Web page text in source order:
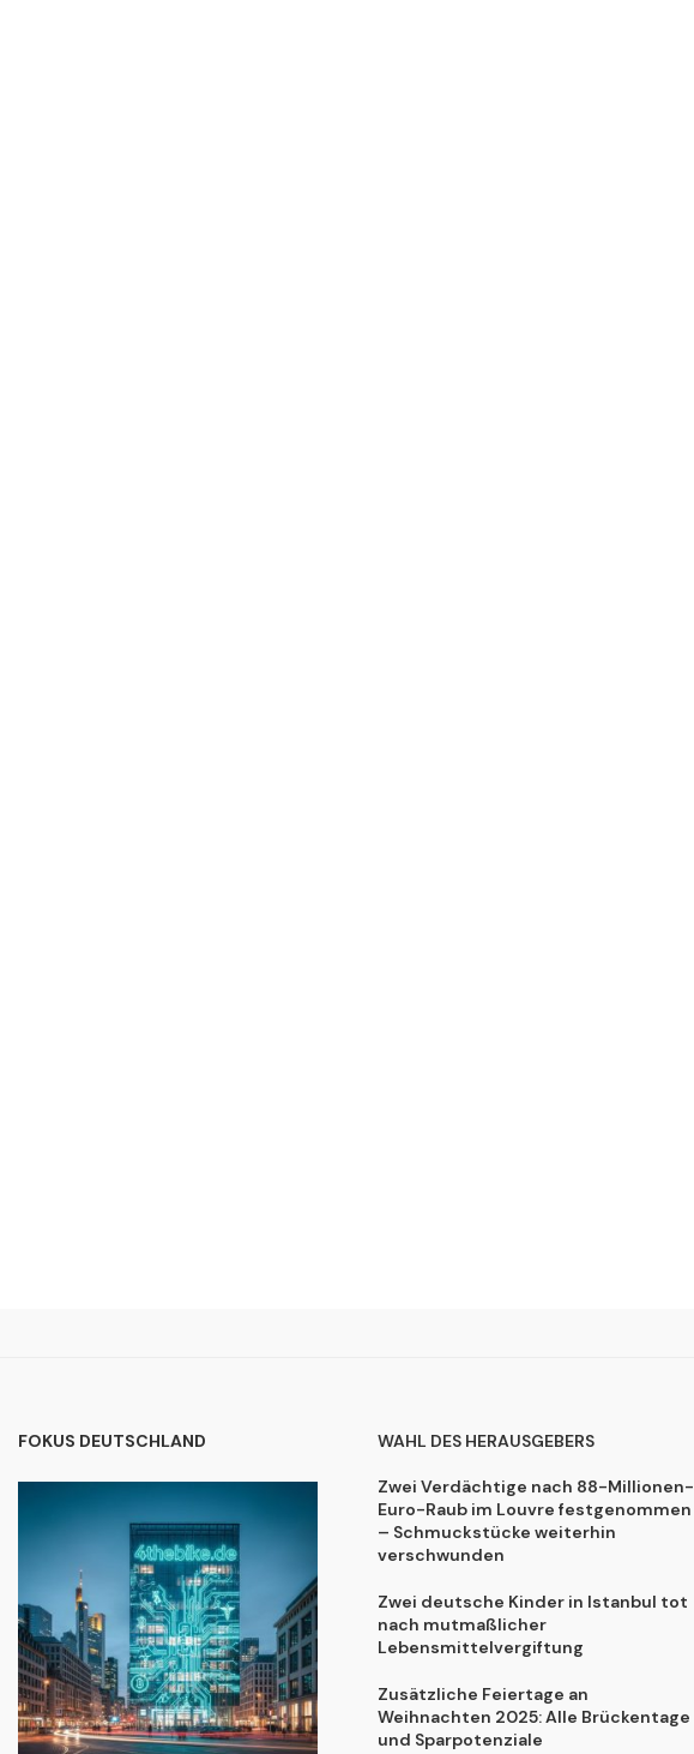
FOKUS DEUTSCHLAND WAHL DES HERAUSGEBERS
Zwei Verdächtige nach 88-Millionen-
Euro-Raub im Louvre festgenommen
– Schmuckstücke weiterhin
verschwunden
Zwei deutsche Kinder in Istanbul tot
nach mutmaßlicher
Lebensmittelvergiftung
Zusätzliche Feiertage an
Weihnachten 2025: Alle Brückentage
und Sparpotenziale